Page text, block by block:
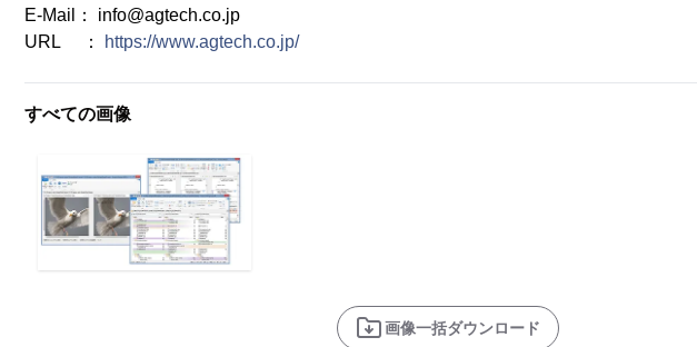
E-Mail： info@agtech.co.jp
URL ：
https://www.agtech.co.jp/
すべての画像
画像一括ダウンロード